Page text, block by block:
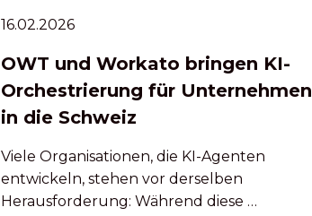
16.02.2026
OWT und Workato bringen KI-
Orchestrierung für Unternehmen
in die Schweiz
Viele Organisationen, die KI-Agenten
entwickeln, stehen vor derselben
Herausforderung: Während diese …